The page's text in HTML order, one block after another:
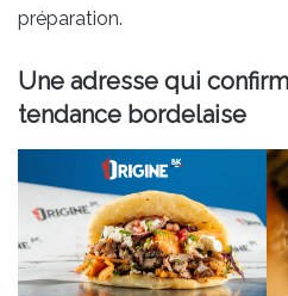
préparation.
Une adresse qui
tendance bordelaise